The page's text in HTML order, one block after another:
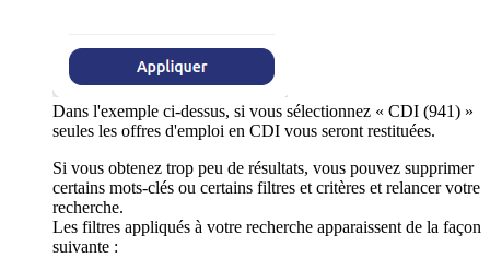
Dans l'exemple ci-dessus, si vous sélectionnez « CDI (941) »
seules les offres d'emploi en CDI vous seront restituées.
Si vous obtenez trop peu de résultats, vous pouvez supprimer
certains mots-clés ou certains filtres et critères et relancer votre
recherche.
Les filtres appliqués à votre recherche apparaissent de la façon
suivante :